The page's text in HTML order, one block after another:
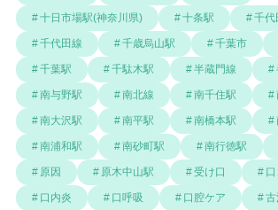
十日市場駅(神奈川県) 十条駅 千代
千代田線 千歳烏山駅 千葉市
千葉駅 千駄木駅 半蔵門線
南与野駅 南北線 南千住駅
南大沢駅 南平駅 南橋本駅
南浦和駅 南砂町駅 南行徳駅
原因 原木中山駅 受け口
口内炎 口呼吸 口腔ケア 古